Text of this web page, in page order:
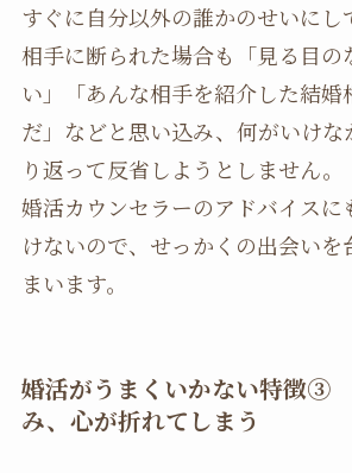
すぐに自分以外の誰かのせいにし
相手に断られた場合も「見る目の
い」「あんな相手を紹介した結婚
だ」などと思い込み、何がいけな
り返って反省しようとしません。
婚活カウンセラーのアドバイスに
けないので、せっかくの出会いを
まいます。
婚活がうまくいかない特徴③
み、心が折れてしまう